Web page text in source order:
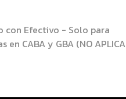
con Efectivo - Solo para
en CABA y GBA (NO APLICA